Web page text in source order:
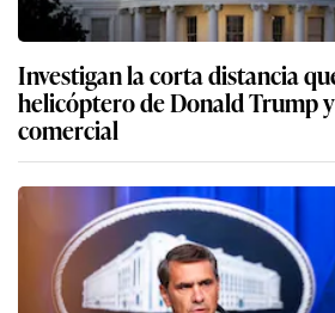
Investigan la corta distancia
helicóptero de Donald Trump
comercial